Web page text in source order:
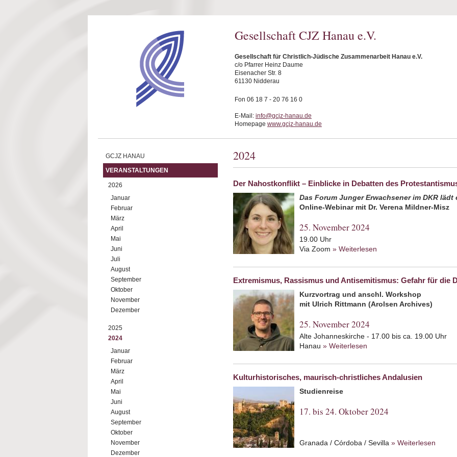
Gesellschaft CJZ Hanau e.V.
Gesellschaft für Christlich-Jüdische Zusammenarbeit Hanau e.V.
c/o Pfarrer Heinz Daume
Eisenacher Str. 8
61130 Nidderau
Fon 06 18 7 - 20 76 16 0
E-Mail: info@gcjz-hanau.de
Homepage www.gcjz-hanau.de
GCJZ HANAU
VERANSTALTUNGEN
2026
Januar
Februar
März
April
Mai
Juni
Juli
August
September
Oktober
November
Dezember
2025
2024
Januar
Februar
März
April
Mai
Juni
August
September
Oktober
November
Dezember
2024
Der Nahostkonflikt – Einblicke in Debatten des
Das Forum Junger Erwachsener im DKR lädt
Online-Webinar mit Dr. Verena Mildner-Misz
25. November 2024
19.00 Uhr
Via Zoom » Weiterlesen
Extremismus, Rassismus und Antisemitismus: Gefahr für die
Kurzvortrag und anschl. Workshop
mit Ulrich Rittmann (Arolsen Archives)
25. November 2024
Alte Johanneskirche - 17.00 bis ca. 19.00 Uhr
Hanau » Weiterlesen
Kulturhistorisches, maurisch-christliches Andalusien
Studienreise
17. bis 24. Oktober 2024
Granada / Córdoba / Sevilla » Weiterlesen